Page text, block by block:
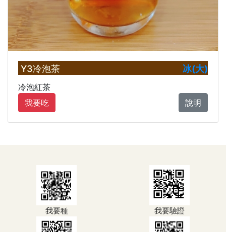
Y3冷泡茶 冰(大)
冷泡紅茶
我要吃
說明
我要種 我要驗證